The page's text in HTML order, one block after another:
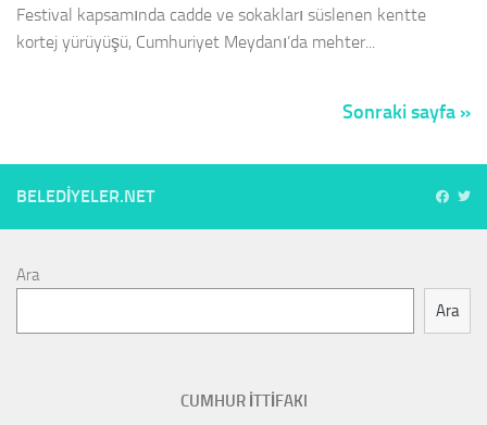
Festival kapsamında cadde ve sokakları süslenen kentte
kortej yürüyüşü, Cumhuriyet Meydanı’da mehter...
Sonraki sayfa »
BELEDIYELER.NET
Ara
Ara
CUMHUR İTTİFAKI